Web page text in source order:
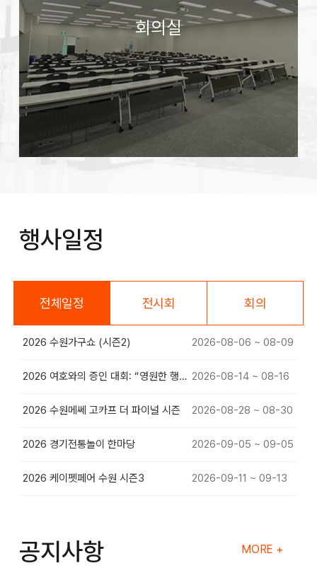
회의실
행사일정
전체일정 전시회 회의
2026 수원가구쇼 (시즌2) 2026-08-06 ~ 08-09
2026 여호와의 증인 대회: “영원한 행복” 2026-08-14 ~ 08-16
2026 수원메쎄 고카프 더 파이널 시즌 2026-08-28 ~ 08-30
2026 경기전통놀이 한마당 2026-09-05 ~ 09-05
2026 케이펫페어 수원 시즌3 2026-09-11 ~ 09-13
공지사항 MORE +